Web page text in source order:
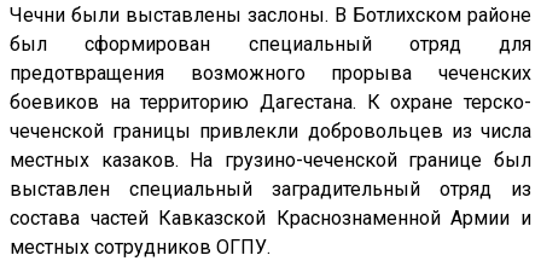
Чечни были выставлены заслоны. В Ботлихском районе
был сформирован специальный отряд для
предотвращения возможного прорыва чеченских
боевиков на территорию Дагестана. К охране терско-
чеченской границы привлекли добровольцев из числа
местных казаков. На грузино-чеченской границе был
выставлен специальный заградительный отряд из
состава частей Кавказской Краснознаменной Армии и
местных сотрудников ОГПУ.